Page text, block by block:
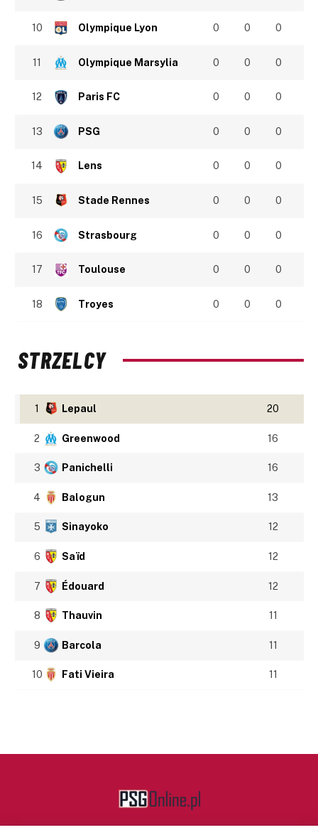
10 Olympique Lyon 0 0 0
11 Olympique Marsylia 0 0 0
12 Paris FC 0 0 0
13 PSG 0 0 0
14 Lens 0 0 0
15 Stade Rennes 0 0 0
16 Strasbourg 0 0 0
17 Toulouse 0 0 0
18 Troyes 0 0 0
STRZELCY
1 Lepaul 20
2 Greenwood 16
3 Panichelli 16
4 Balogun 13
5 Sinayoko 12
6 Saïd 12
7 Édouard 12
8 Thauvin 11
9 Barcola 11
10 Fati Vieira 11